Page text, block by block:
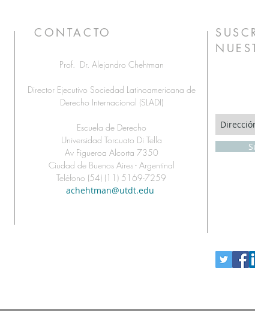
CONTACTO
Prof. Dr. Alejandro Chehtman
Director Ejecutivo Sociedad Latinoamericana de
Derecho Internacional (SLADI)
Escuela de Derecho
Universidad Torcuato Di Tella
Av Figueroa Alcorta 7350
Ciudad de Buenos Aires - Argentinal
Teléfono (54) (11) 5169-7259
achehtman@utdt.edu